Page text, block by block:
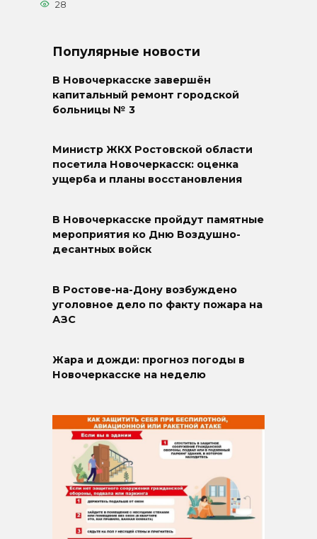
28
Популярные новости
В Новочеркасске завершён
капитальный ремонт городской
больницы № 3
Министр ЖКХ Ростовской области
посетила Новочеркасск: оценка
ущерба и планы восстановления
В Новочеркасске пройдут памятные
мероприятия ко Дню Воздушно-
десантных войск
В Ростове-на-Дону возбуждено
уголовное дело по факту пожара на
АЗС
Жара и дожди: прогноз погоды в
Новочеркасске на неделю